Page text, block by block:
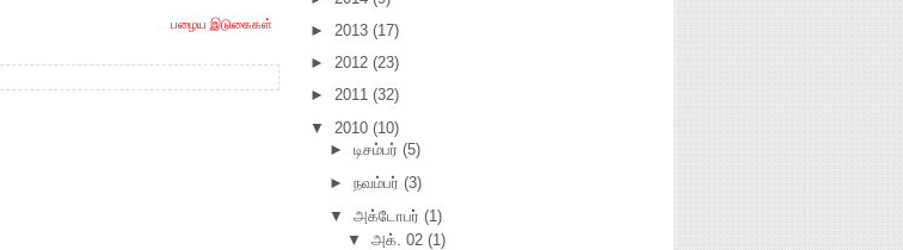
பழைய இடுகைகள்
► 2013 (17)
► 2012 (23)
► 2011 (32)
▼
2010 (10)
► டிசம்பர் (5)
► நவம்பர் (3)
▼
அக்டோபர் (1)
▼
அக். 02(1)